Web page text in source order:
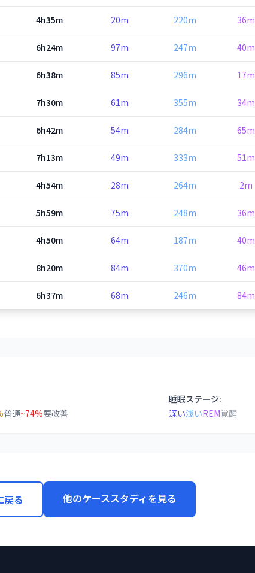
4h35m 20m 220m 36m
6h24m 97m 247m 40m
6h38m 85m 296m 17m
7h30m 61m 355m 34m
6h42m 54m 284m 65m
7h13m 49m 333m 51m
4h54m 28m 264m 2m
5h59m 75m 248m 36m
4h50m 64m 187m 40m
8h20m 84m 370m 46m
6h37m 68m 246m 84m
普通~74%要改善
睡眠ステージ:
深い浅いREM覚醒
る 他のケーススタディを見る